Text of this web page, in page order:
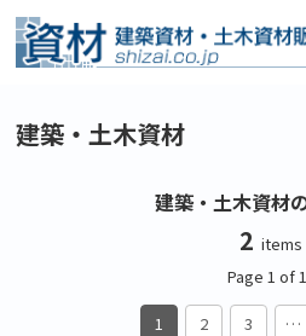
建築・土木資材
建築・土木資材
2 items
Page 1 of
1 2 3 …